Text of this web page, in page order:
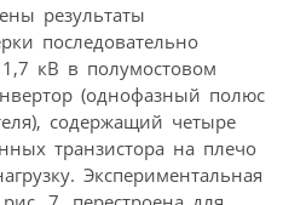
результаты
последовательно
1,7 кВ в полумостовом
(однофазный полюс
содержащий четыре
транзистора на плечо
Экспериментальная